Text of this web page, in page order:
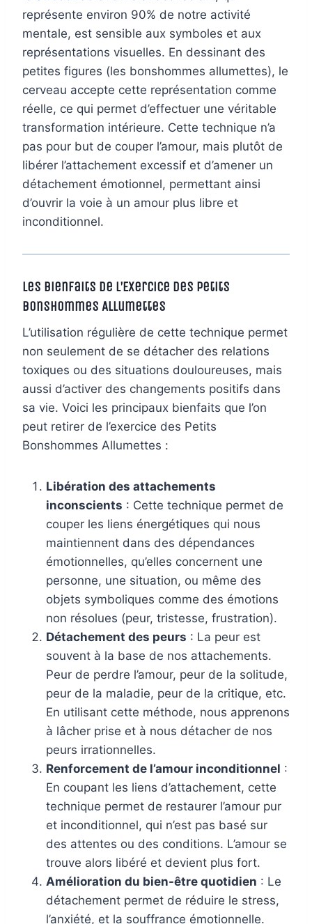
représente environ 90% de notre activité
mentale, est sensible aux symboles et aux
représentations visuelles. En dessinant des
petites figures (les bonshommes allumettes), le
cerveau accepte cette représentation comme
réelle, ce qui permet d’effectuer une véritable
transformation intérieure. Cette technique n’a
pas pour but de couper l’amour, mais plutôt de
libérer l’attachement excessif et d’amener un
détachement émotionnel, permettant ainsi
d’ouvrir la voie à un amour plus libre et
inconditionnel.
Les Bienfaits de l’Exercice des Petits
Bonshommes Allumettes
L’utilisation régulière de cette technique permet
non seulement de se détacher des relations
toxiques ou des situations douloureuses, mais
aussi d’activer des changements positifs dans
sa vie. Voici les principaux bienfaits que l’on
peut retirer de l’exercice des Petits
Bonshommes Allumettes :
Libération des attachements
inconscients : Cette technique permet de
couper les liens énergétiques qui nous
maintiennent dans des dépendances
émotionnelles, qu’elles concernent une
personne, une situation, ou même des
objets symboliques comme des émotions
non résolues (peur, tristesse, frustration).
Détachement des peurs : La peur est
souvent à la base de nos attachements.
Peur de perdre l’amour, peur de la solitude,
peur de la maladie, peur de la critique, etc.
En utilisant cette méthode, nous apprenons
à lâcher prise et à nous détacher de nos
peurs irrationnelles.
Renforcement de l’amour inconditionnel :
En coupant les liens d’attachement, cette
technique permet de restaurer l’amour pur
et inconditionnel, qui n’est pas basé sur
des attentes ou des conditions. L’amour se
trouve alors libéré et devient plus fort.
Amélioration du bien-être quotidien : Le
détachement permet de réduire le stress,
l’anxiété, et la souffrance émotionnelle.